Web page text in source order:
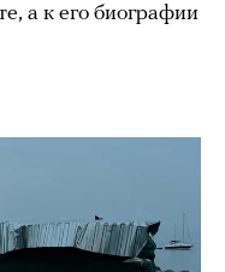
а к его биографии